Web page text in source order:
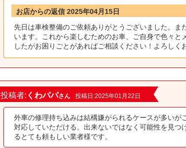
お店からの返信 2025年04月15日
先日は車検整備のご依頼ありがとうございました。ま
います。これから楽しむためのお車、ご自身で色々と
したがお困りごとがあればご相談ください！よろしく
投稿者: くわパパさん 投稿日:2025年01月22日
外車の修理持ち込みは結構嫌がられるケースが多いが
対応していただける。出来ないではなく可能性を見つ
るとても頼もしい業者様です。